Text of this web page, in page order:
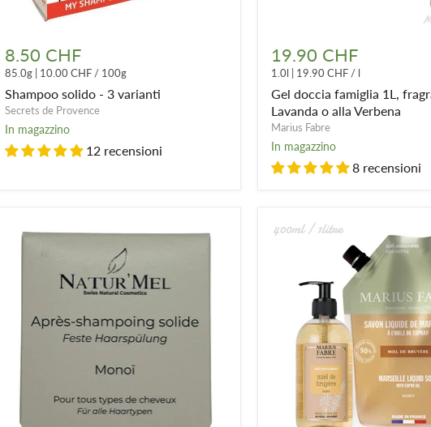
solido
-
3
varianti
8.50 CHF
85.0g| 10.00 CHF/ 100g
Shampoo solido - 3 varianti
Secrets de Provence
In magazzino
12 recensioni
doccia
famiglia
1L,
fragranza
alla
Lavanda
o
alla
Verbena
19.90 CHF
1.0l 19.90 CHF/ l
Gel doccia famiglia 1L,
Lavanda o alla Verbena
Marius Fabre
In magazzino
8 recensioni